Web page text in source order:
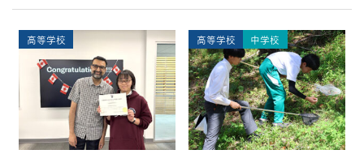
高等学校 高等学校 中学校